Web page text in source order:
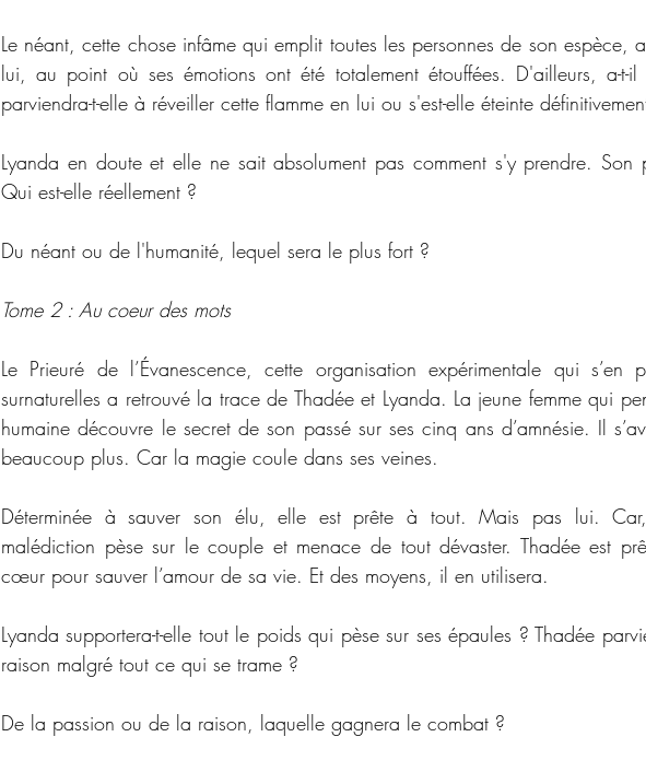
Le néant, cette chose infâme qui emplit toutes les personnes de son espèce,
lui, au point où ses émotions ont été totalement étouffées. D'ailleurs, a-t-
parviendra-t-elle à réveiller cette flamme en lui ou s'est-elle éteinte
Lyanda en doute et elle ne sait absolument pas comment s'y prendre. Son
Qui est-elle réellement ?
Du néant ou de l'humanité, lequel sera le plus fort ?
Tome 2 : Au coeur des mots
Le Prieuré de l’Évanescence, cette organisation expérimentale qui s’en
surnaturelles a retrouvé la trace de Thadée et Lyanda. La jeune femme qui
humaine découvre le secret de son passé sur ses cinq ans d’amnésie. Il
beaucoup plus. Car la magie coule dans ses veines.
Déterminée à sauver son élu, elle est prête à tout. Mais pas lui.
malédiction pèse sur le couple et menace de tout dévaster. Thadée est
cœur pour sauver l’amour de sa vie. Et des moyens, il en utilisera.
Lyanda supportera-t-elle tout le poids qui pèse sur ses épaules ? Thadée
raison malgré tout ce qui se trame ?
De la passion ou de la raison, laquelle gagnera le combat ?